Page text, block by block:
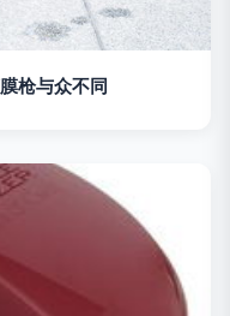
枪与众不同